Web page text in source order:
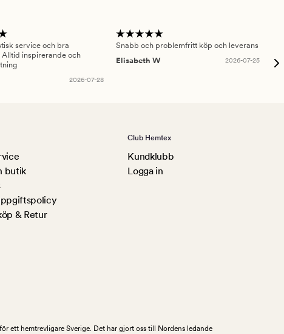
service och bra
Alltid inspirerande och
2026-07-28
Snabb och problemfritt köp och leverans
Elisabeth W
2026-07-25
butik
& Retur
Club Hemtex
Kundklubb
Logga in
ett hemtrevligare Sverige. Det har gjort oss till Nordens ledande